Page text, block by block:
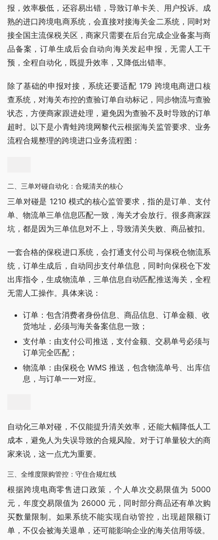
报，效率极低，还容易出错，导致订单卡关、用户投诉。成
熟的进口跨境电商系统，会直接对接海关金二系统，同时对
接全国主流保税关区，商家只需要在后台完成企业备案与商
品备案，订单生成后会自动向海关发起申报，无需人工干
预，全程自动化，既提升效率，又降低出错率。
除了基础的申报对接，系统还要适配 179 跨境电商进口核
查系统，对海关布控的查验订单自动标记，同步物流与查验
状态，方便商家跟进处理，避免因为查验不及时导致的订单
超时。以下是小青蛙跨境网黎代云根据海关监管要求、业务
流程合规整理的跨境进口业务流程图：
二、三单对碰自动化：合规清关的核心
三单对碰是 1210 模式的核心监管要求，指的是订单、支付
单、物流单三单信息匹配一致，海关才会放行。很多商家踩
坑，都是因为三单信息对不上，导致清关失败、商品被扣。
一套合格的保税进口系统，会打通支付公司与保税仓物流系
统，订单生成后，自动同步支付单信息，同时向保税仓下发
出库指令，生成物流单，三单信息自动匹配推送海关，全程
无需人工操作。具体来说：
订单：包含消费者身份信息、商品信息、订单金额、收
货地址，必须与海关备案信息一致；
支付单：由支付公司推送，支付金额、交易单号必须与
订单完全匹配；
物流单：由保税仓 WMS 推送，包含物流单号、出库信
息，与订单一一对应。
自动化三单对碰，不仅能提升清关效率，还能大幅降低人工
成本，避免人为失误导致的合规风险。对于订单量较大的商
家来说，这一点尤为重要。
三、全维度限购管控：守住合规红线
根据跨境电商零售进口政策，个人单次交易限值为 5000
元，年度交易限值为 26000 元，同时部分商品还有单次购
买数量限制。如果系统不能实现自动管控，出现超限额订
单，不仅会被海关退单，还可能影响企业的海关信用等级。